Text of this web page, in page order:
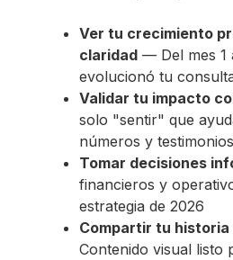
Ver tu crecimiento
claridad — Del mes 1
evolucionó tu
Validar tu impacto
solo "sentir" que
números y testimonios
Tomar decisiones
financieros y
estrategia de 2026
Compartir tu
Contenido visual listo